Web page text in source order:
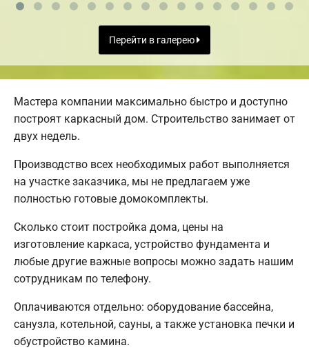
Перейти в галерею
Мастера компании максимально быстро и доступно
построят каркасный дом. Строительство занимает от
двух недель.
Производство всех необходимых работ выполняется
на участке заказчика, мы не предлагаем уже
полностью готовые домокомплекты.
Сколько стоит постройка дома, цены на
изготовление каркаса, устройство фундамента и
любые другие важные вопросы можно задать нашим
сотрудникам по телефону.
Оплачиваются отдельно: оборудование бассейна,
санузла, котельной, сауны, а также установка печки и
обустройство камина.